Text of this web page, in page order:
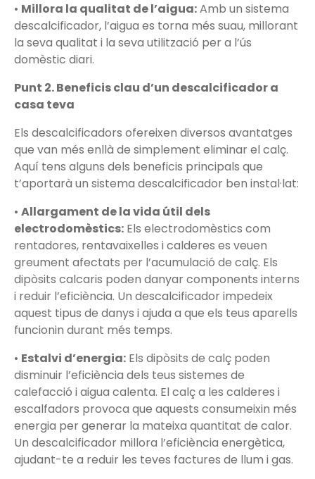
• Millora la qualitat de l’aigua:Amb un sistema
descalcificador, l’aigua es torna més suau, millorant
la seva qualitat i la seva utilització per a l’ús
domèstic diari.
Punt 2. Beneficis clau d’un descalcificador a
casa teva
Els descalcificadors ofereixen diversos avantatges
que van més enllà de simplement eliminar el calç.
Aquí tens alguns dels beneficis principals que
t’aportarà un sistema descalcificador ben instal·lat:
• Allargament de la vida útil dels
electrodomèstics: Els electrodomèstics com
rentadores, rentavaixelles i calderes es veuen
greument afectats per l’acumulació de calç. Els
dipòsits calcaris poden danyar components interns
i reduir l’eficiència. Un descalcificador impedeix
aquest tipus de danys i ajuda a que els teus aparells
funcionin durant més temps.
• Estalvi d’energia: Els dipòsits de calç poden
disminuir l’eficiència dels teus sistemes de
calefacció i aigua calenta. El calç a les calderes i
escalfadors provoca que aquests consumeixin més
energia per generar la mateixa quantitat de calor.
Un descalcificador millora l’eficiència energètica,
ajudant-te a reduir les teves factures de llum i gas.